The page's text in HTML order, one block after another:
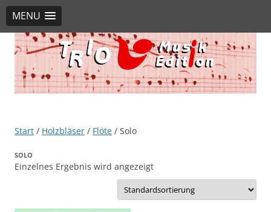
MENU
TRIO Musik Edition
Nowotny & Lamprecht OHG – Musikverlag
Start / Holzbläser / Flöte / Solo
SOLO
Einzelnes Ergebnis wird angezeigt